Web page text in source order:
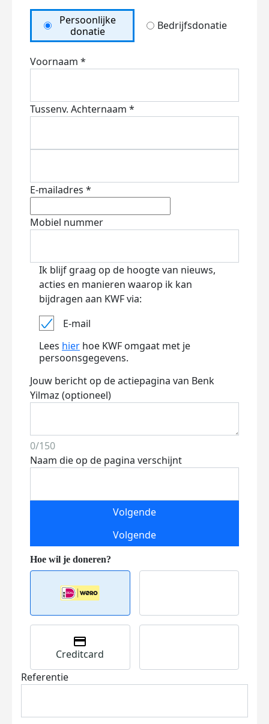
Persoonlijke
donatie
Bedrijfsdonatie
Voornaam *
Tussenv. Achternaam *
E-mailadres *
Mobiel nummer
Ik blijf graag op de hoogte van nieuws,
acties en manieren waarop ik kan
bijdragen aan KWF via:
E-mail
Lees hier hoe KWF omgaat met je
persoonsgegevens.
Jouw bericht op de actiepagina van Benk
Yilmaz (optioneel)
0/150
Naam die op de pagina verschijnt
Volgende
Volgende
Creditcard
Referentie